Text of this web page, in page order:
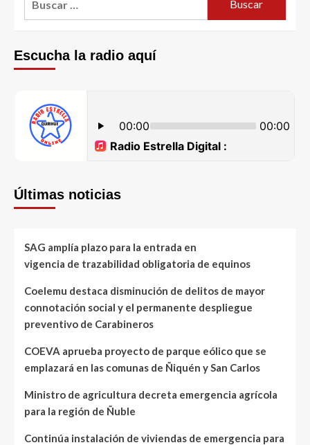
Escucha la radio aquí
Últimas noticias
SAG amplía plazo para la entrada en
vigencia de trazabilidad obligatoria de equinos
Coelemu destaca disminución de delitos de mayor
connotación social y el permanente despliegue
preventivo de Carabineros
COEVA aprueba proyecto de parque eólico que se
emplazará en las comunas de Ñiquén y San Carlos
Ministro de agricultura decreta emergencia agrícola
para la región de Ñuble
Continúa instalación de viviendas de emergencia para